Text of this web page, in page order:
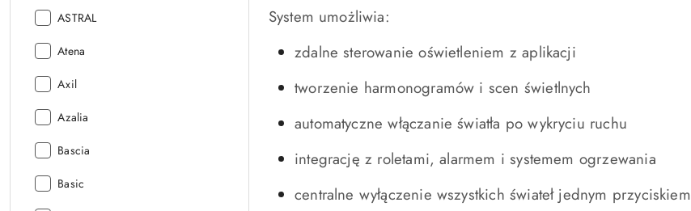
Kolekcja:
ASTRAL
Kolekcja:
Atena
Kolekcja:
Axil
Kolekcja:
Azalia
Kolekcja:
Bascia
Kolekcja:
Basic
System umożliwia:
zdalne sterowanie oświetleniem z aplikacji
tworzenie harmonogramów i scen świetlnych
automatyczne włączanie światła po wykryciu ruchu
integrację z roletami, alarmem i systemem ogrzewania
centralne wyłączenie wszystkich świateł jednym przyciskiem